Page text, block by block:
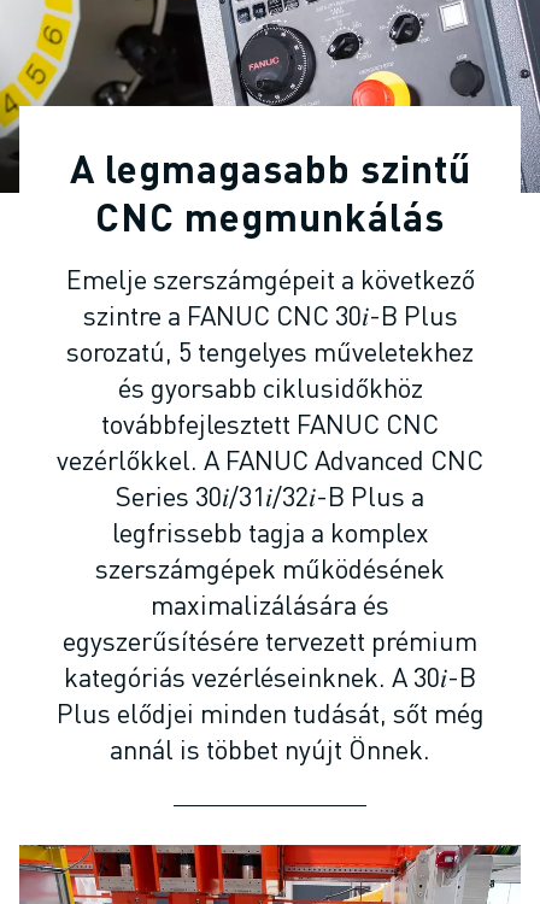
IPARI ROBOTOK
KOLLABORATÍV ROBOTOK
ROBOTSOROZATOK
ROBOT VEZÉRLŐK
ROBOTTARTOZÉKOK
ROBOT SZOFTVEREK
SZIMULÁCIÓS SZOFTVER
OKTATÁSI ROBOTIKAI TERMÉKEK
ROBOTOS AUTOMATIZÁLÁS
ÍVHEGESZTŐ ROBOTOK
CSUKLÓS ROBOTOK
ARC MATE SOROZAT
M-900 SOROZAT
DELTA ROBOTOK
ÉLELMISZERIPARI- ÉS TISZTATERES ROBOTOK
FESTŐROBOTOK
SCARA ROBOTOK
KOMPAKT CNC MEGMUNKÁLÓKÖZPONTOK
ROBODRILL KERESŐ
ROBODRILL KOMPAKT CNC MEGMUNKÁLÓKÖZPONTOK
ROBODRILL HARDVER
ROBODRILL SZOFTVEREK
ROBODRILL MEGELŐZŐ KARBANTARTÁS
ROBODRILL FENNTARTHATÓSÁG
ELEKTROMOS FRÖCCSÖNTŐGÉPEK
ROBOSHOT KERESŐ
A legmagasabb szintű
CNC megmunkálás
Emelje szerszámgépeit a következő
szintre a FANUC CNC 30𝑖-B Plus
sorozatú, 5 tengelyes műveletekhez
és gyorsabb ciklusidőkhöz
továbbfejlesztett FANUC CNC
vezérlőkkel. A FANUC Advanced CNC
Series 30𝑖/31𝑖/32𝑖-B Plus a
legfrissebb tagja a komplex
szerszámgépek működésének
maximalizálására és
egyszerűsítésére tervezett prémium
kategóriás vezérléseinknek. A 30𝑖-B
Plus elődjei minden tudását, sőt még
annál is többet nyújt Önnek.